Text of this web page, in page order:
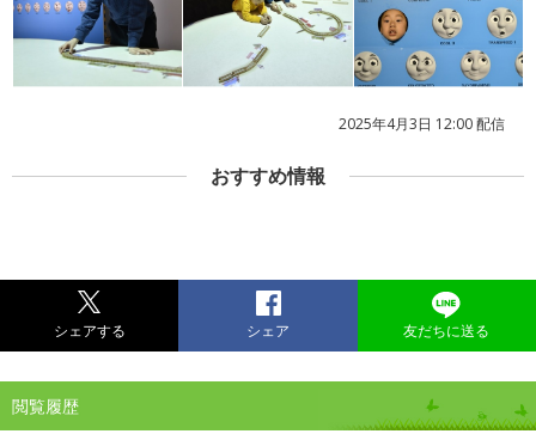
2025年4月3日 12:00 配信
おすすめ情報
シェアする シェア 友だちに送る
閲覧履歴